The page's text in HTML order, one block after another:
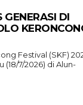
GENERASI DI
Festival (SKF)
7/2026) di Alun-